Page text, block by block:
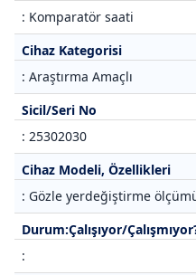
: Komparatör saati
Cihaz Kategorisi
: Araştırma Amaçlı
Sicil/Seri No
: 25302030
Cihaz Modeli, Özellikleri
: Gözle yerdeğiştirme
Durum:Çalışıyor/
: